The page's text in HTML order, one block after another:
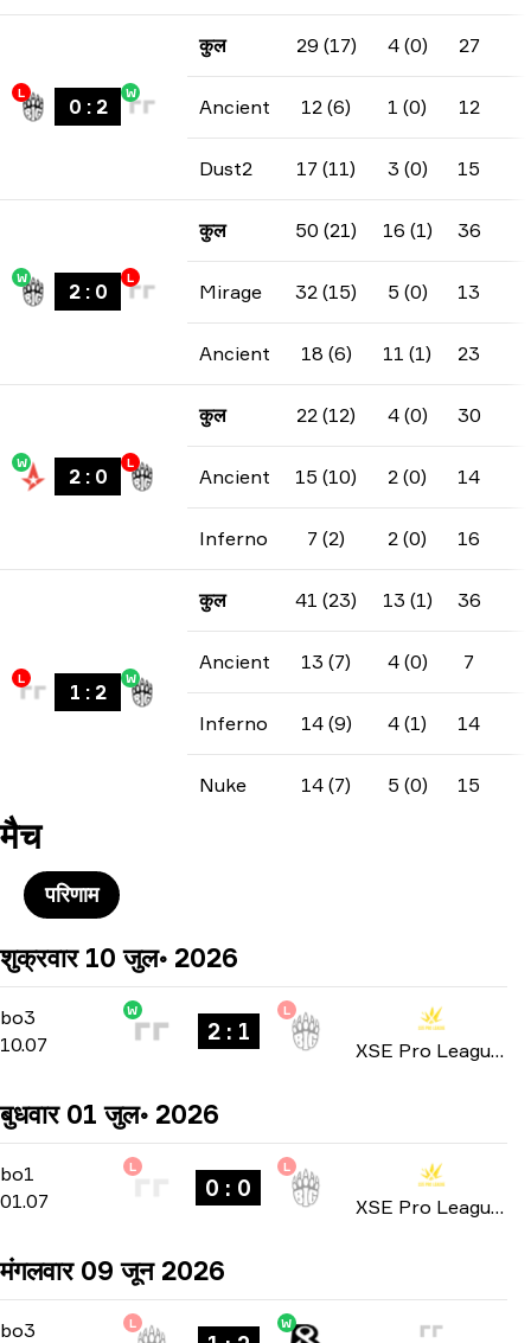
L
0 : 2
W
कुल 29 (17) 4 (0) 27
Ancient 12 (6) 1 (0) 12
Dust2 17 (11) 3 (0) 15
W
2: 0
L
कुल 50 (21) 16 (1) 36
Mirage 32 (15) 5 (0) 13
Ancient 18 (6) 11 (1) 23
W
2: 0
L
कुल 22 (12) 4 (0) 30
Ancient 15 (10) 2 (0) 14
Inferno 7 (2) 2 (0) 16
L
1 : 2
W
कुल 41 (23) 13 (1) 36
Ancient 13 (7) 4 (0) 7
Inferno 14 (9) 4 (1) 14
Nuke 14 (7) 5 (0) 15
मैच
परिणाम
शुक्रवार 10 जुल॰ 2026
bo3 -bo3
10.07
W
2 : 1
L
XSE Pro League 2026
बुधवार 01 जुल॰ 2026
bo1 Group Stage
bo1
01.07
L
0 : 0
L
XSE Pro League 2026
मंगलवार 09 जून 2026
bo3 bo3
L W